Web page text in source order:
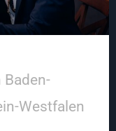
Baden-
Westfalen